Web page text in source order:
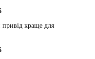
привід краще для